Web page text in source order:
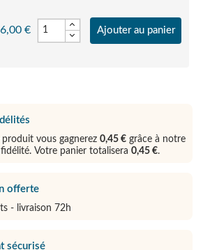
€ Ajouter au panier
produit vous gagnerez0,45 € grâce à notre
Votre panier totalisera0,45 €.
offerte
- livraison 72h
sécurisé